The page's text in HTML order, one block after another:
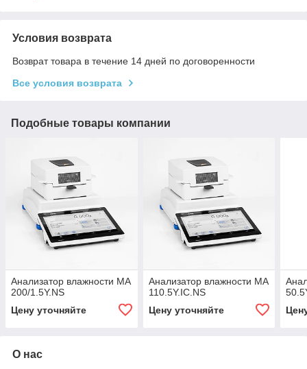
Условия возврата
Возврат товара в течение 14 дней по договоренности
Все условия возврата
Подобные товары компании
Анализатор влажности MA
200/1.5Y.NS
Цену уточняйте
Анализатор влажности MA
110.5Y.IC.NS
Цену уточняйте
О нас